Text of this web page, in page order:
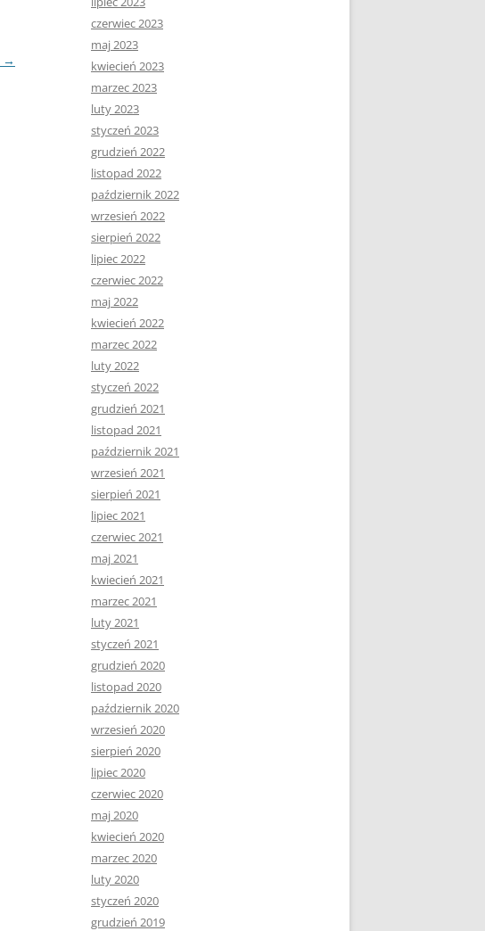
→
czerwiec 2023
maj 2023
kwiecień 2023
marzec 2023
luty 2023
styczeń 2023
grudzień 2022
listopad 2022
październik 2022
wrzesień 2022
sierpień 2022
lipiec 2022
czerwiec 2022
maj 2022
kwiecień 2022
marzec 2022
luty 2022
styczeń 2022
grudzień 2021
listopad 2021
październik 2021
wrzesień 2021
sierpień 2021
lipiec 2021
czerwiec 2021
maj 2021
kwiecień 2021
marzec 2021
luty 2021
styczeń 2021
grudzień 2020
listopad 2020
październik 2020
wrzesień 2020
sierpień 2020
lipiec 2020
czerwiec 2020
maj 2020
kwiecień 2020
marzec 2020
luty 2020
styczeń 2020
grudzień 2019